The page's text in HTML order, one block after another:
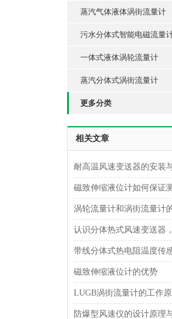
蒸汽气体液体涡街流量计
污水分体式智能电磁流量
一体式液体涡轮流量计
蒸汽分体式涡街流量计
更多分类
相关文章
耐高温风速变送器的安装
涡轮流量计和涡街流量计
磁致伸缩液位计的优势
LUGB涡街流量计的工作
防爆型风速仪的设计原理